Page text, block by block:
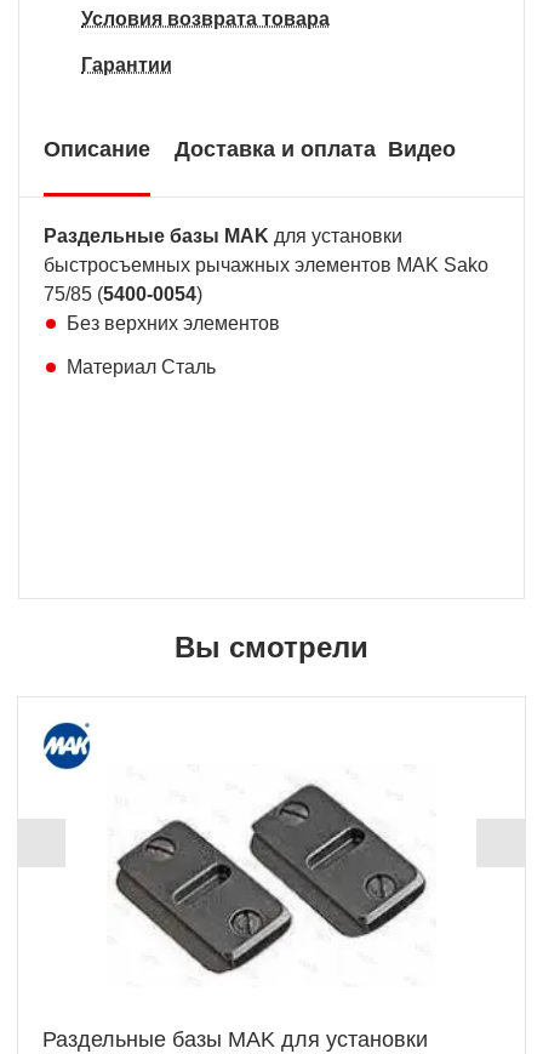
Условия возврата товара
Гарантии
Описание Доставка и оплата Видео
Раздельные базы MAK для установки
быстросъемных рычажных элементов MAK Sako
75/85 (5400-0054)
Без верхних элементов
Материал Сталь
Вы смотрели
Раздельные базы MAK для установки